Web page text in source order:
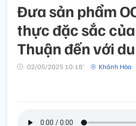
Đưa sản phẩm
thực đặc sắc
Thuận đến với
02/05/2025 10:18’ Khánh Hòa